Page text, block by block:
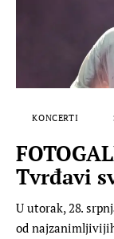
KONCERTI
Tvrđavi
U utorak, 28.
od